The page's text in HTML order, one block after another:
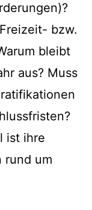
bzw.
bleibt
aus? Muss
ist ihre
rund um